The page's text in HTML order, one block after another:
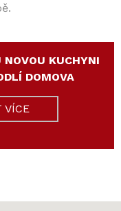
KUCHYNI
DOMOVA
VÍCE